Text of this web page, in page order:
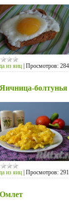
из яиц | Просмотров: 284
Яичница-болтунья
из яиц | Просмотров: 291
Омлет